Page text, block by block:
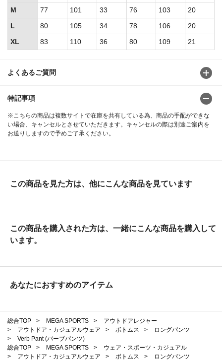
よくあるご質問
特記事項
※こちらの商品は複数サイトで在庫を共有している為、商品の手配ができな
い場合、キャンセルとさせていただきます。キャンセルの際は別途ご案内を
お送りしますので予めご了承ください。
M
77 101 33 76 103
20
L
80 105 34 78 106
20
XL
83 110 36 80 109 21
この商品を見た方は、他にこんな商品を見ています
この商品を購入された方は、一緒にこんな商品を購入して
います。
あなたにおすすめのアイテム
総合TOP > MEGA SPORTS >
アウトドアレジャー
>
アウトドア・カジュアルウェア > ボトムス >
ロングパンツ
>
Verb Pant (バーブパンツ)
総合TOP
> MEGA SPORTS >
ウェア・スポーツ・カジュアル
>
アウトドア・カジュアルウェア > ボトムス >
ロングパンツ